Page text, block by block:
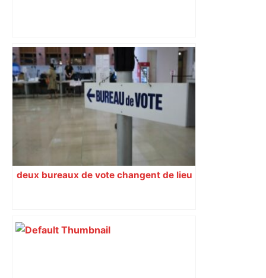
Mikhail Timoshenko, une voix qui
flamboie au Capitole Révélé au public
lyrique lorsqu’il était membre de
l’Académie de l’Opéra de Paris, le
baryton d’origine russe endosse les
habits fascinants et ambigus du Don
Giovanni de Mozart, à l’invitation du
Capitole de Toulouse. 20 nov. Portrait
deux bureaux de vote changent de lieu